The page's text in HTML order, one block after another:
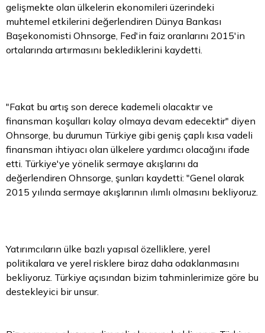
gelişmekte olan ülkelerin ekonomileri üzerindeki
muhtemel etkilerini değerlendiren Dünya Bankası
Başekonomisti Ohnsorge, Fed'in faiz oranlarını 2015'in
ortalarında artırmasını beklediklerini kaydetti.
"Fakat bu artış son derece kademeli olacaktır ve
finansman koşulları kolay olmaya devam edecektir" diyen
Ohnsorge, bu durumun Türkiye gibi geniş çaplı kısa vadeli
finansman ihtiyacı olan ülkelere yardımcı olacağını ifade
etti. Türkiye'ye yönelik sermaye akışlarını da
değerlendiren Ohnsorge, şunları kaydetti: "Genel olarak
2015 yılında sermaye akışlarının ılımlı olmasını bekliyoruz.
Yatırımcıların ülke bazlı yapısal özelliklere, yerel
politikalara ve yerel risklere biraz daha odaklanmasını
bekliyoruz. Türkiye açısından bizim tahminlerimize göre bu
destekleyici bir unsur.